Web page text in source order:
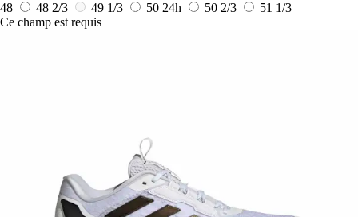
48
48 2/3 49 1/3 50 24h 50 2/3
51 1/3
Ce champ est requis